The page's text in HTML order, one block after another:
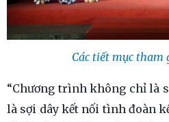
Các tiết mục tham
“Chương trình không chỉ là
là sợi dây kết nối tình đoàn